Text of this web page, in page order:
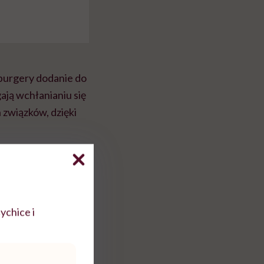
dodanie do
wchłanianiu się
dzięki
go codziennie po
zmniejsza
to zasługa
i